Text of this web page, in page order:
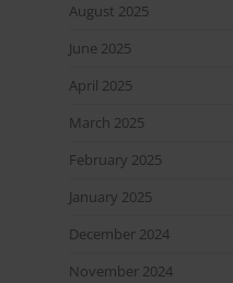
August 2025
June 2025
April 2025
March 2025
February 2025
January 2025
December 2024
November 2024